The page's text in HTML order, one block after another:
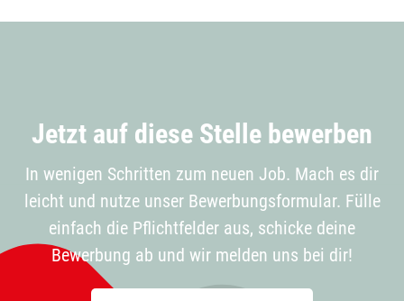
Jetzt auf diese Stelle bewerben
In wenigen Schritten zum neuen Job. Mach es dir
leicht und nutze unser Bewerbungsformular. Fülle
einfach die Pflichtfelder aus, schicke deine
Bewerbung ab und wir melden uns bei dir!